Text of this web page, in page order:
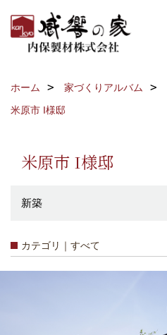
ホーム 家づくりアルバム
米原市 I様邸
米原市 I様邸
新築
カテゴリ｜すべて